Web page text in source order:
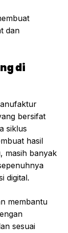
dan
di
bersifat
siklus
hasil
masih banyak
digital.
membantu
sesuai